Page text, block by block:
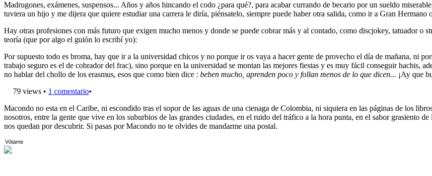
Madrugones, exámenes, suspensos... Años y años hincando el codo ¿para qué?, para acabar currando de becario por un sueldo
tuviera un hijo y me dijera que quiere estudiar una carrera le diría, piénsatelo, siempre puede haber otra salida, como ir a Gran Hermano
Hay otras profesiones con más futuro que exigen mucho menos y donde se puede cobrar más y al contado, como discjokey, tatuador o
teoría (que por algo el guión lo escribí yo):
Por supuesto todo es broma, hay que ir a la universidad chicos y no porque ir os vaya a hacer gente de provecho el día de mañana, ni
trabajo seguro es el de cobrador del frac), sino porque en la universidad se montan las mejores fiestas y es muy fácil conseguir hachis,
no hablar del chollo de los erasmus, esos que como bien dice : beben mucho, aprenden poco y follan menos de lo que dicen... ¡Ay que
79 views • 1 comentario•
Macondo no esta en el Caribe, ni escondido tras el sopor de las aguas de una cienaga de Colombia, ni siquiera en las páginas de los
nosotros, entre la gente que vive en los suburbios de las grandes ciudades, en el ruido del tráfico a la hora punta, en el sabor grasiento
nos quedan por descubrir. Si pasas por Macondo no te olvides de mandarme una postal.
Vótame